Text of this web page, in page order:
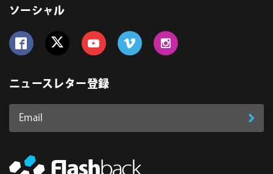
ソーシャル
ニュースレター登録
Email
ス
登